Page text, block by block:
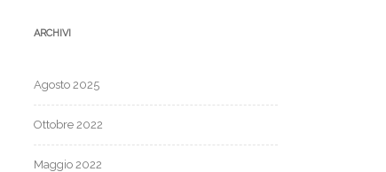
ARCHIVI
Agosto 2025
Ottobre 2022
Maggio 2022